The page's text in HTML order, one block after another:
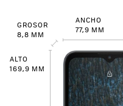
GROSOR
8,8 MM
ANCHO
77,9 MM
ALTO
169,9 MM